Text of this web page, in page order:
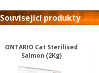
Související produkty
ONTARIO Cat Sterilised
Salmon (2Kg)